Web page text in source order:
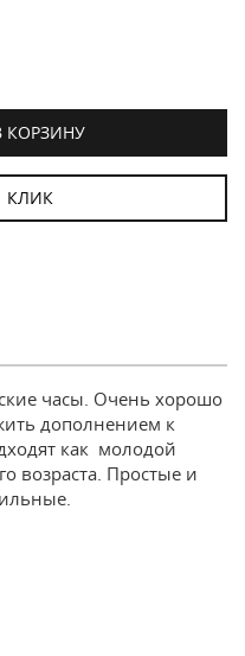
КОРЗИНУ
КЛИК
часы. Очень хорошо
дополнением к
как молодой
возраста. Простые и